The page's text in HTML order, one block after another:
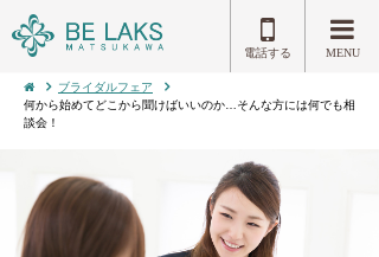
電話する MENU
ブライダルフェア
何から始めてどこから聞けばいいのか…そんな方には何でも相
談会！